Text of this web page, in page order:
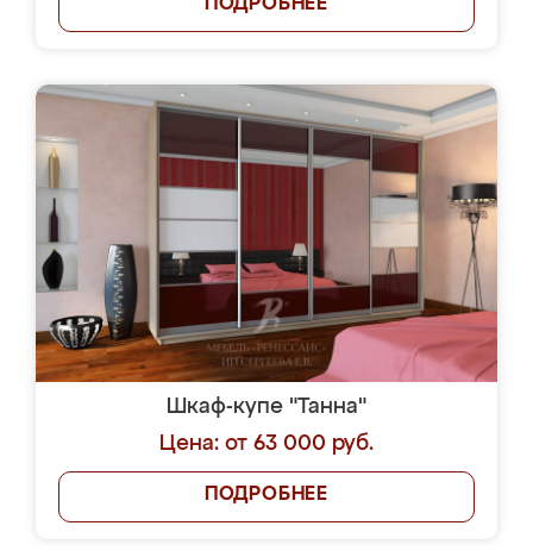
ПОДРОБНЕЕ
Шкаф-купе "Танна"
Цена: от 63 000 руб.
ПОДРОБНЕЕ